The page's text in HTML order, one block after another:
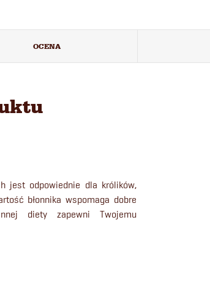
OCENA
jest odpowiednie dla królików,
błonnika wspomaga dobre
diety zapewni Twojemu